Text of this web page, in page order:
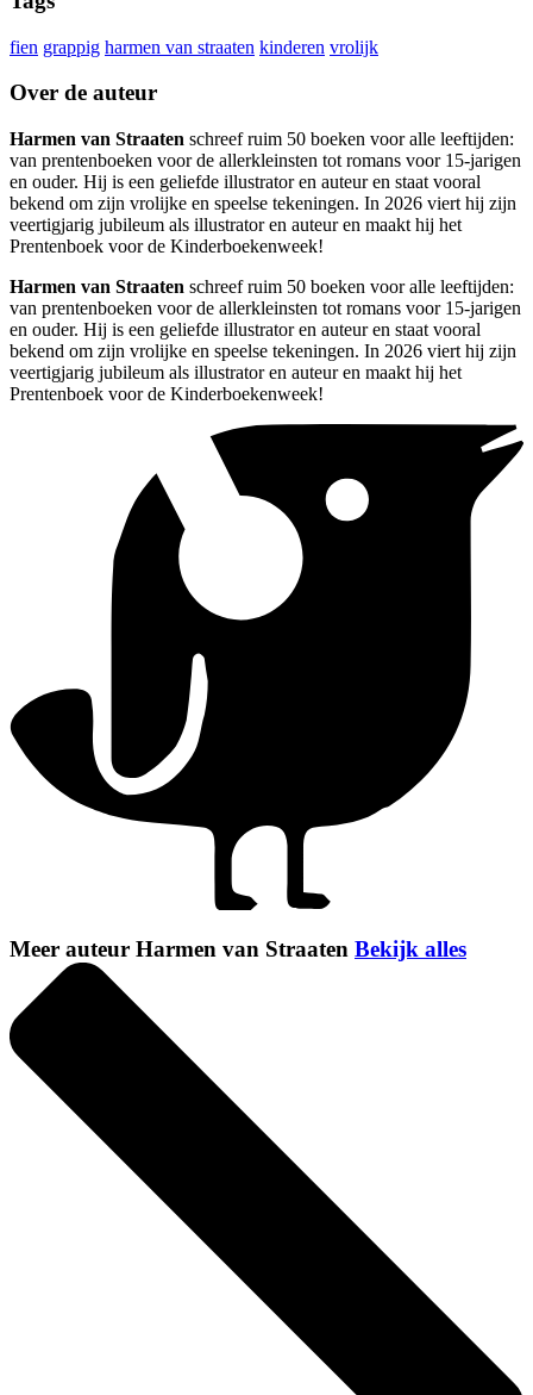
fien grappig harmen van straaten kinderen vrolijk
Over de auteur
Harmen van Straaten schreef ruim 50 boeken voor alle leeftijden:
van prentenboeken voor de allerkleinsten tot romans voor 15-jarigen
en ouder. Hij is een geliefde illustrator en auteur en staat vooral
bekend om zijn vrolijke en speelse tekeningen. In 2026 viert hij zijn
veertigjarig jubileum als illustrator en auteur en maakt hij het
Prentenboek voor de Kinderboekenweek!
Harmen van Straaten schreef ruim 50 boeken voor alle leeftijden:
van prentenboeken voor de allerkleinsten tot romans voor 15-jarigen
en ouder. Hij is een geliefde illustrator en auteur en staat vooral
bekend om zijn vrolijke en speelse tekeningen. In 2026 viert hij zijn
veertigjarig jubileum als illustrator en auteur en maakt hij het
Prentenboek voor de Kinderboekenweek!
Meer auteur Harmen van Straaten Bekijk alles